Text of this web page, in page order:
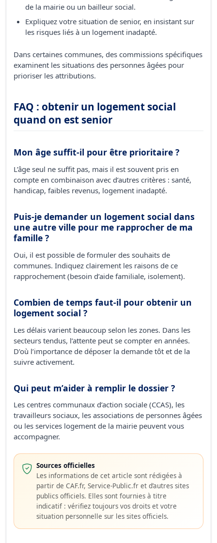
de la mairie ou un bailleur social.
Expliquez votre situation de senior, en insistant sur
les risques liés à un logement inadapté.
Dans certaines communes, des commissions spécifiques
examinent les situations des personnes âgées pour
prioriser les attributions.
FAQ : obtenir un logement social
quand on est senior
Mon âge suffit-il pour être prioritaire ?
L’âge seul ne suffit pas, mais il est souvent pris en
compte en combinaison avec d’autres critères : santé,
handicap, faibles revenus, logement inadapté.
Puis-je demander un logement social dans
une autre ville pour me rapprocher de ma
famille ?
Oui, il est possible de formuler des souhaits de
communes. Indiquez clairement les raisons de ce
rapprochement (besoin d’aide familiale, isolement).
Combien de temps faut-il pour obtenir un
logement social ?
Les délais varient beaucoup selon les zones. Dans les
secteurs tendus, l’attente peut se compter en années.
D’où l’importance de déposer la demande tôt et de la
suivre activement.
Qui peut m’aider à remplir le dossier ?
Les centres communaux d’action sociale (CCAS), les
travailleurs sociaux, les associations de personnes âgées
ou les services logement de la mairie peuvent vous
accompagner.
Sources officielles
Les informations de cet article sont rédigées à
partir de CAF.fr, Service-Public.fr et d’autres sites
publics officiels. Elles sont fournies à titre
indicatif : vérifiez toujours vos droits et votre
situation personnelle sur les sites officiels.